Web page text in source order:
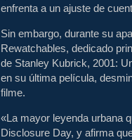
enfrenta a un ajuste de
Sin embargo, durante su
Rewatchables, dedicado
de Stanley Kubrick, 2001:
en su última película,
filme.
«La mayor leyenda urbana
Disclosure Day, y afirma